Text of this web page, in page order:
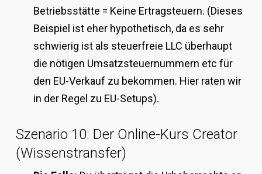
Betriebsstätte = Keine Ertragsteuern. (Dieses
Beispiel ist eher hypothetisch, da es sehr
schwierig ist als steuerfreie LLC überhaupt
die nötigen Umsatzsteuernummern etc für
den EU-Verkauf zu bekommen. Hier raten wir
in der Regel zu EU-Setups).
Szenario 10: Der Online-Kurs Creator
(Wissenstransfer)